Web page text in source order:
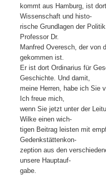
kommt aus Hamburg, ist
Wissenschaft und histo-
rische Grundlagen der
Professor Dr.
Manfred Overesch, der von
gekommen ist.
Er ist dort Ordinarius für
Geschichte. Und damit,
meine Herren, habe ich Sie
Ich freue mich,
wenn Sie jetzt unter der
Wilke einen wich-
tigen Beitrag leisten mit
Gedenkstättenkon-
zeption aus den
unsere Hauptauf-
gabe.